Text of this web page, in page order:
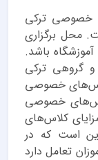
خصوصی ترکی
محل برگزاری
باشد.
گروهی ترکی
خصوصی
خصوصی
کلاس‌های
است که در
تعامل دارد